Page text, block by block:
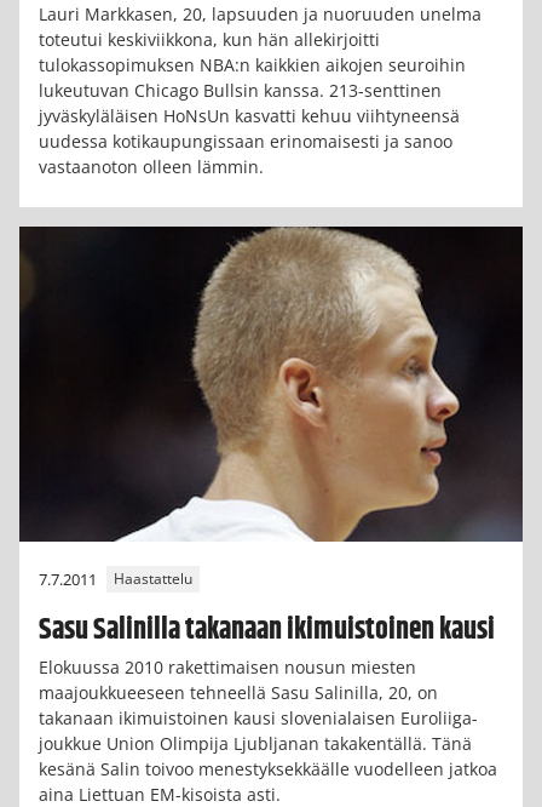
Lauri Markkasen, 20, lapsuuden ja nuoruuden unelma
toteutui keskiviikkona, kun hän allekirjoitti
tulokassopimuksen NBA:n kaikkien aikojen seuroihin
lukeutuvan Chicago Bullsin kanssa. 213-senttinen
jyväskyläläisen HoNsUn kasvatti kehuu viihtyneensä
uudessa kotikaupungissaan erinomaisesti ja sanoo
vastaanoton olleen lämmin.
7.7.2011 Haastattelu
Sasu Salinilla takanaan ikimuistoinen kausi
Elokuussa 2010 rakettimaisen nousun miesten
maajoukkueeseen tehneellä Sasu Salinilla, 20, on
takanaan ikimuistoinen kausi slovenialaisen Euroliiga-
joukkue Union Olimpija Ljubljanan takakentällä. Tänä
kesänä Salin toivoo menestyksekkäälle vuodelleen jatkoa
aina Liettuan EM-kisoista asti.